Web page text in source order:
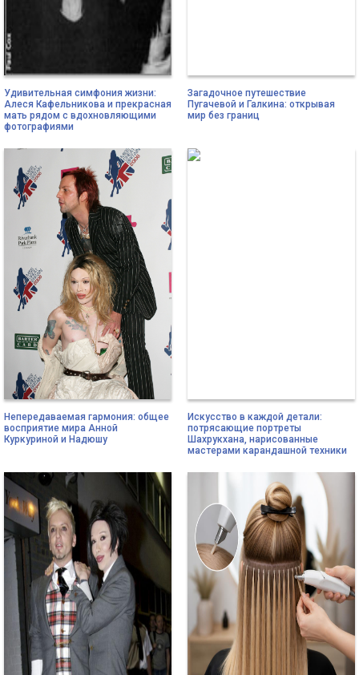
Удивительная симфония жизни:
Алеся Кафельникова и прекрасная
мать рядом с вдохновляющими
фотографиями
Загадочное путешествие
Пугачевой и Галкина: открывая
мир без границ
Непередаваемая гармония: общее
восприятие мира Анной
Куркуриной и Надюшу
Искусство в каждой детали:
потрясающие портреты
Шахрукхана, нарисованные
мастерами карандашной техники